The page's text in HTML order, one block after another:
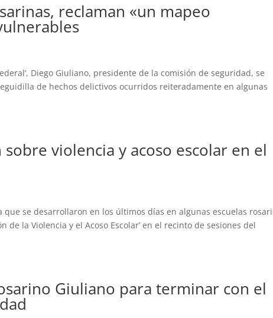
reclaman «un mapeo
Diego Giuliano, presidente de la comisión de seguridad, se
de hechos delictivos ocurridos reiteradamente en algunas
violencia y acoso escolar en el
que se desarrollaron en los últimos días en algunas escuelas
de la Violencia y el Acoso Escolar’ en el recinto de sesiones del
Giuliano para terminar con el